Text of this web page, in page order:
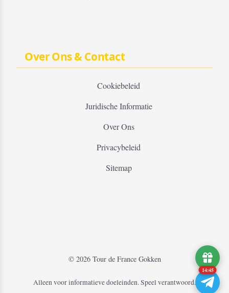
Over Ons & Contact
Cookiebeleid
Juridische Informatie
Over Ons
Privacybeleid
Sitemap
© 2026 Tour de France Gokken
Alleen voor informatieve doeleinden. Speel verantwoord.
14:45